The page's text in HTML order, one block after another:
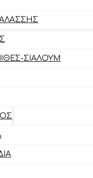
ΣΊΑΛΟΥΜ